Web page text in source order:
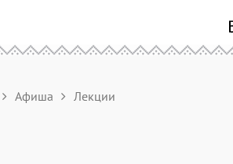
Афиша Лекции